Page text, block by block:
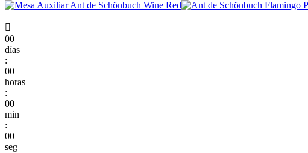

00
días
:
00
horas
:
00
min
:
00
seg